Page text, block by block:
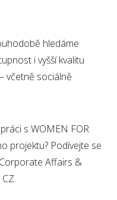
hledáme
i vyšší kvalitu
včetně sociálně
s WOMEN FOR
projektu? Podívejte se
Affairs &